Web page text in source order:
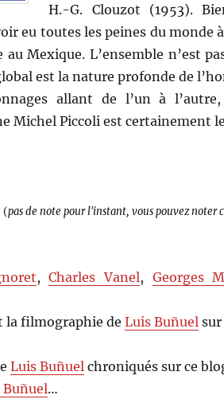
H.-G. Clouzot (1953).
eu toutes les peines du monde
au Mexique. L’ensemble n’est
est la nature profonde de
allant de l’un à
Michel Piccoli est certainement
(pas de note pour l'instant, vous pouvez noter
,Charles Vanel, Georges
la filmographie deLuis Buñuel
Luis Buñuel chroniqués sur ce
Buñuel…